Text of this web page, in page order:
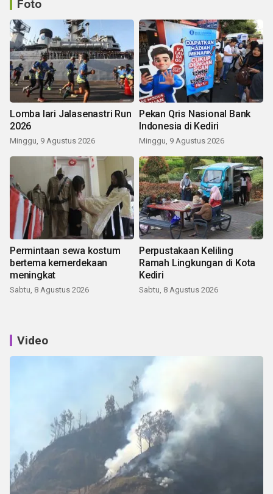
Foto
Lomba lari Jalasenastri Run
2026
Minggu, 9 Agustus 2026
Pekan Qris Nasional Bank
Indonesia di Kediri
Minggu, 9 Agustus 2026
Permintaan sewa kostum
bertema kemerdekaan
meningkat
Sabtu, 8 Agustus 2026
Perpustakaan Keliling
Ramah Lingkungan di Kota
Kediri
Sabtu, 8 Agustus 2026
Video